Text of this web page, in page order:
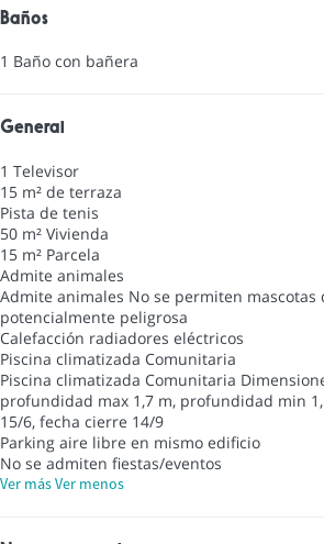
Baños
1 Baño con bañera
General
1 Televisor
15 m² de terraza
Pista de tenis
50 m² Vivienda
15 m² Parcela
Admite animales
Admite animales No se permiten mascotas
potencialmente peligrosa
Calefacción radiadores eléctricos
Piscina climatizada Comunitaria
Piscina climatizada Comunitaria
profundidad max 1,7 m, profundidad min
15/6, fecha cierre 14/9
Parking aire libre en mismo edificio
No se admiten fiestas/eventos
Ver másVer menos